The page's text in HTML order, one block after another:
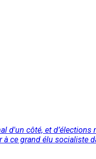
côté, et d’élections
ce grand élu socialiste